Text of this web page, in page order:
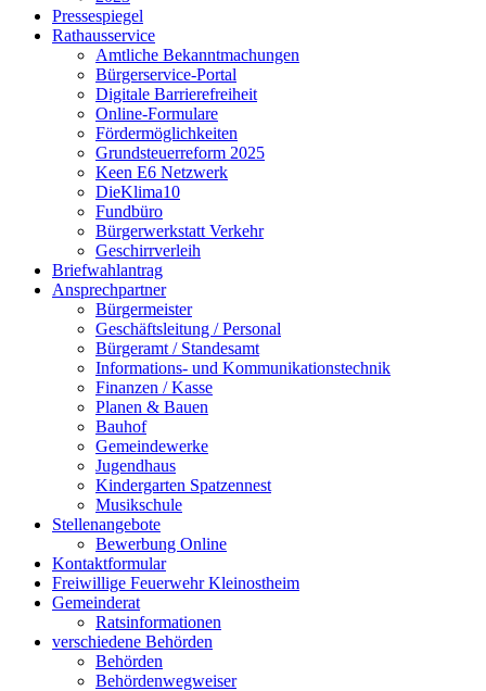
Pressespiegel
Rathausservice
Amtliche Bekanntmachungen
Bürgerservice-Portal
Digitale Barrierefreiheit
Online-Formulare
Fördermöglichkeiten
Grundsteuerreform 2025
Keen E6 Netzwerk
DieKlima10
Fundbüro
Bürgerwerkstatt Verkehr
Geschirrverleih
Briefwahlantrag
Ansprechpartner
Bürgermeister
Geschäftsleitung / Personal
Bürgeramt / Standesamt
Informations- und Kommunikationstechnik
Finanzen / Kasse
Planen & Bauen
Bauhof
Gemeindewerke
Jugendhaus
Kindergarten Spatzennest
Musikschule
Stellenangebote
Bewerbung Online
Kontaktformular
Freiwillige Feuerwehr Kleinostheim
Gemeinderat
Ratsinformationen
verschiedene Behörden
Behörden
Behördenwegweiser